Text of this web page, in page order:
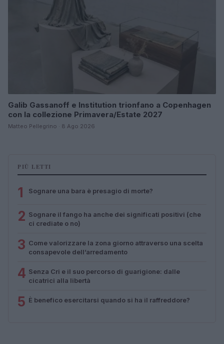
Galib Gassanoff e Institution trionfano a Copenhagen
con la collezione Primavera/Estate 2027
Matteo Pellegrino · 8 Ago 2026
PIÙ LETTI
1 Sognare una bara è presagio di morte?
2 Sognare il fango ha anche dei significati positivi (che
ci crediate o no)
3 Come valorizzare la zona giorno attraverso una scelta
consapevole dell’arredamento
4 Senza Cri e il suo percorso di guarigione: dalle
cicatrici alla libertà
5 È benefico esercitarsi quando si ha il raffreddore?